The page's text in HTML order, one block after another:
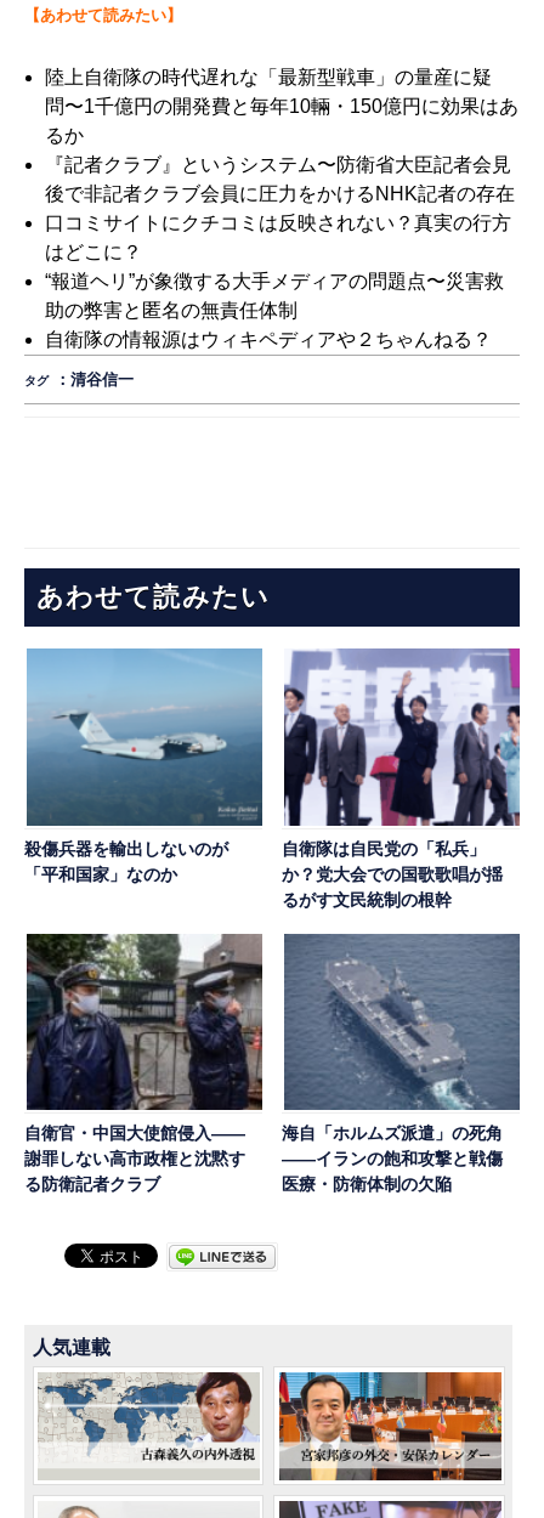
【あわせて読みたい】
陸上自衛隊の時代遅れな「最新型戦車」の量産に疑
問〜1千億円の開発費と毎年10輛・150億円に効果はあ
るか
『記者クラブ』というシステム〜防衛省大臣記者会見
後で非記者クラブ会員に圧力をかけるNHK記者の存在
口コミサイトにクチコミは反映されない？真実の行方
はどこに？
“報道ヘリ”が象徴する大手メディアの問題点〜災害救
助の弊害と匿名の無責任体制
自衛隊の情報源はウィキペディアや２ちゃんねる？
タグ ：清谷信一
あわせて読みたい
殺傷兵器を輸出しないのが
「平和国家」なのか
自衛隊は自民党の「私兵」
か？党大会での国歌歌唱が揺
るがす文民統制の根幹
自衛官・中国大使館侵入——
謝罪しない高市政権と沈黙す
る防衛記者クラブ
海自「ホルムズ派遣」の死角
――イランの飽和攻撃と戦傷
医療・防衛体制の欠陥
人気連載